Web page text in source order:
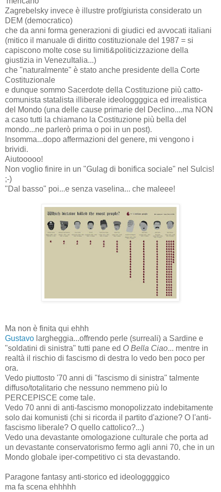
Zagrebelsky invece è illustre prof/giurista considerato un
DEM (democratico)
che da anni forma generazioni di giudici ed avvocati italiani
(mitico il manuale di diritto costituzionale del 1987 = si
capiscono molte cose su limiti&politicizzazione della
giustizia in VenezuItalia...)
che "naturalmente" è stato anche presidente della Corte
Costituzionale
e dunque sommo Sacerdote della Costituzione più catto-
comunista statalista illiberale ideologgggica ed irrealistica
del Mondo (una delle cause primarie del Declino....ma NON
a caso tutti la chiamano la Costituzione più bella del
mondo...ne parlerò prima o poi in un post).
Insomma...dopo affermazioni del genere, mi vengono i
brividi.
Aiutooooo!
Non voglio finire in un "Gulag di bonifica sociale" nel Sulcis!
;-)
"Dal basso" poi...e senza vaselina... che maleee!
Ma non è finita qui ehhh
Gustavo largheggia...offrendo perle (surreali) a Sardine e
"soldatini di sinistra" tutti pane ed O Bella Ciao... mentre in
realtà il rischio di fascismo di destra lo vedo ben poco per
ora.
Vedo piuttosto '70 anni di "fascismo di sinistra" talmente
diffuso/totalitario che nessuno nemmeno più lo
PERCEPISCE come tale.
Vedo 70 anni di anti-fascismo monopolizzato indebitamente
solo dai komunisti (chi si ricorda il partito d'azione? O l'anti-
fascismo liberale? O quello cattolico?...)
Vedo una devastante omologazione culturale che porta ad
un devastante conservatorismo fermo agli anni 70, che in un
Mondo globale iper-competitivo ci sta devastando.
Paragone fantasy anti-storico ed ideologgggico
ma fa scena ehhhhh